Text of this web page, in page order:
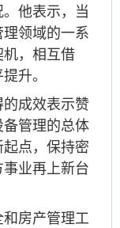
他表示，当
领域的一系
机，相互借
升。
成效表示赞
管理的总体
点，保持密
业再上新台
房产管理工